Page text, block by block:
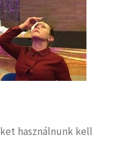
használnunk kell